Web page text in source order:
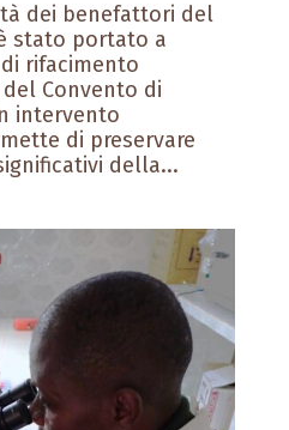
dei benefattori del
stato portato a
rifacimento
Convento di
intervento
di preservare
della...